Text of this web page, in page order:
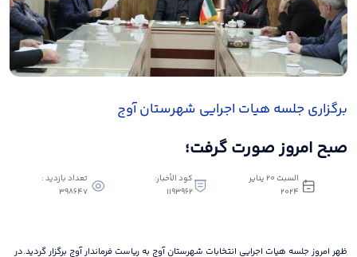
برگزاری جلسه هیات اجرایی شهرستان آوج
صبح امروز صورت گرفت؛
السبت ٢٠ يناير
٢٠٢٤
كود الأخبار:
1193962
تعداد بازدید :
398647
ظهر امروز جلسه هیات اجرایی انتخابات شهرستان آوج به ریاست فرماندار آوج برگزار گردید.در